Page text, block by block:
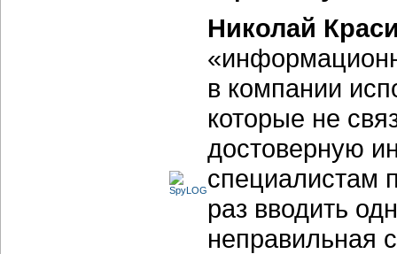
Николай
в компании
которые не
достоверную
специалистам
раз вводить
неправильная